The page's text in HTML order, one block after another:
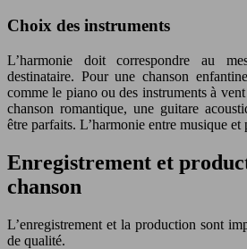
Choix des instruments
L’harmonie doit correspondre au
destinataire. Pour une chanson
comme le piano ou des instruments à
chanson romantique, une guitare
être parfaits. L’harmonie entre musique et
Enregistrement et
chanson
L’enregistrement et la production sont
de qualité.